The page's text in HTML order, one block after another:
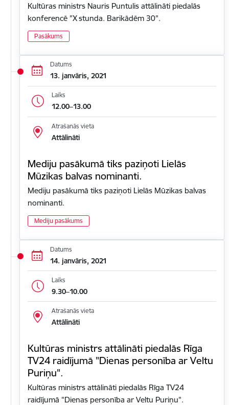
Kultūras ministrs Nauris Puntulis attālināti piedalās
konferencē "X stunda. Barikādēm 30".
Pasākums
Datums
13. janvāris, 2021
Laiks
12.00–13.00
Atrašanās vieta
Attālināti
Mediju pasākumā tiks paziņoti Lielās
Mūzikas balvas nominanti.
Mediju pasākumā tiks paziņoti Lielās Mūzikas balvas
nominanti.
Mediju pasākums
Datums
14. janvāris, 2021
Laiks
9.30–10.00
Atrašanās vieta
Attālināti
Kultūras ministrs attālināti piedalās Rīga
TV24 raidījumā "Dienas personība ar Veltu
Puriņu".
Kultūras ministrs attālināti piedalās Rīga TV24
raidījumā "Dienas personība ar Veltu Puriņu".